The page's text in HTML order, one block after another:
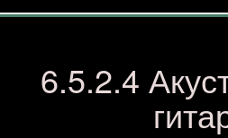
6.5.2.4